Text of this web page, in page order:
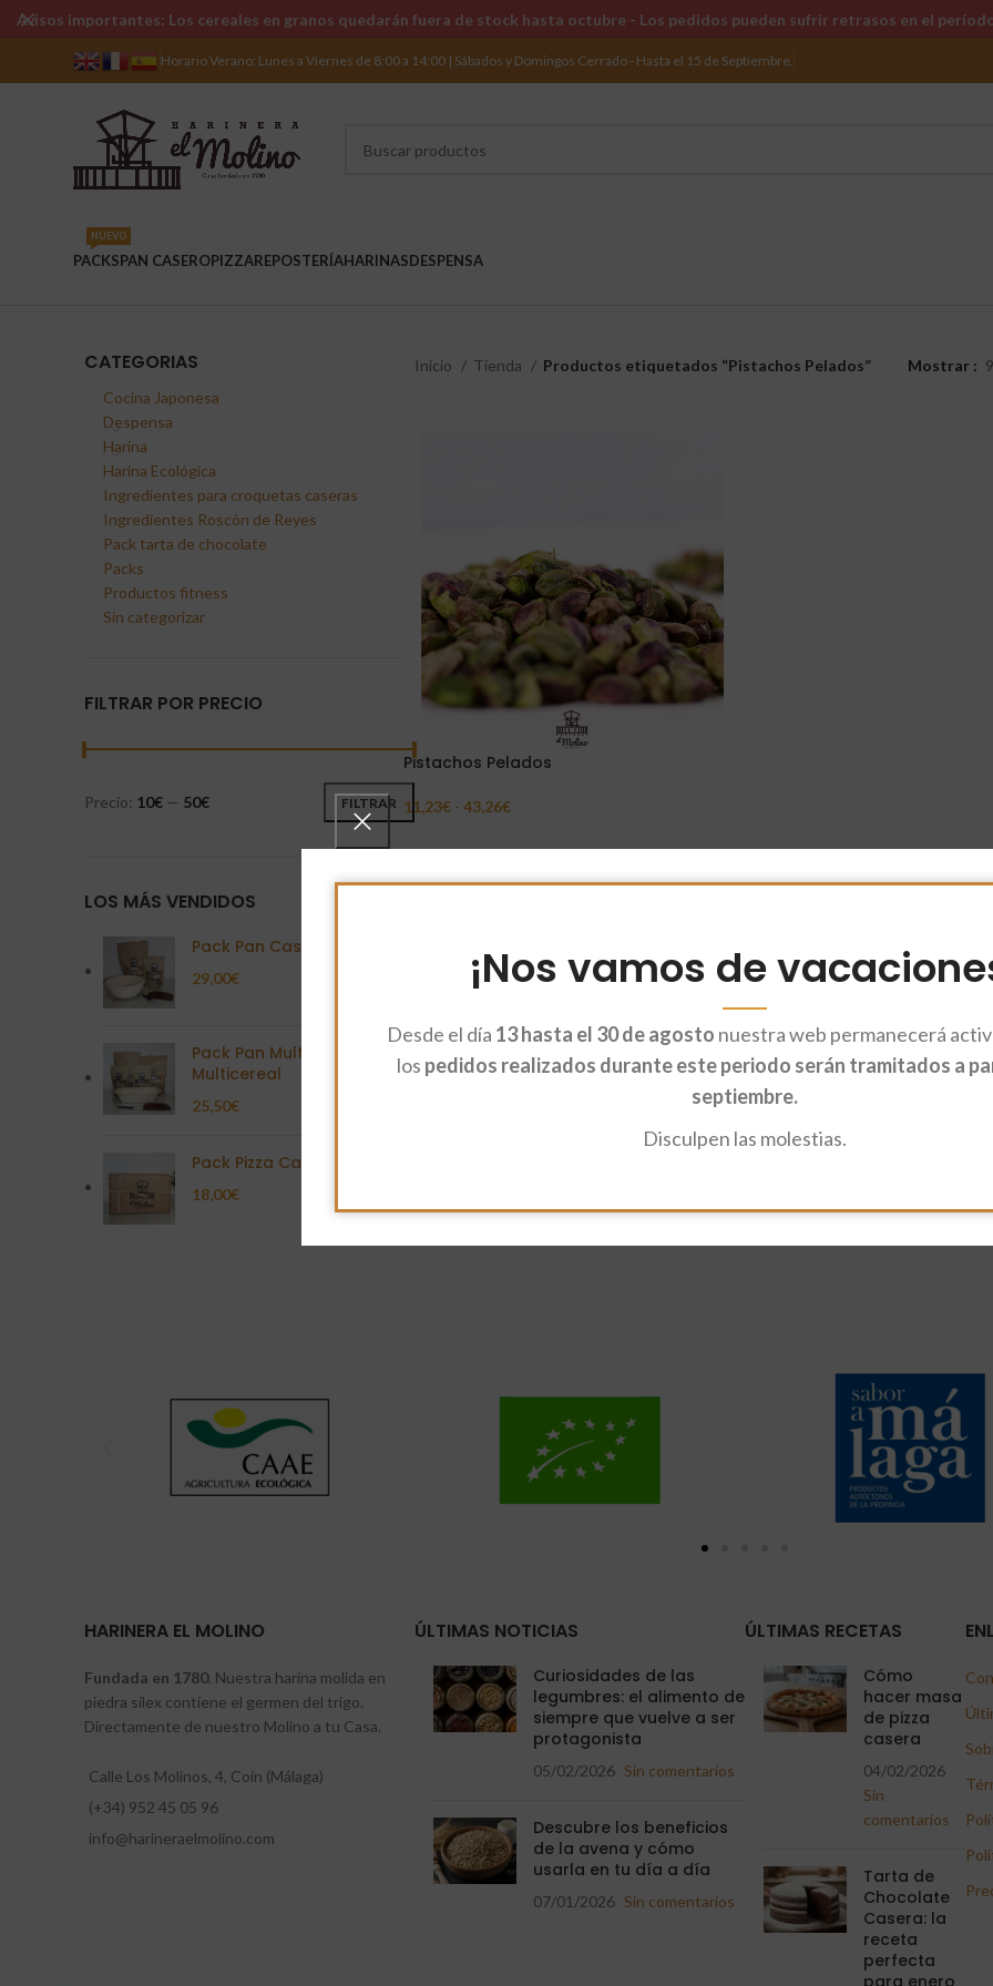
¡Nos vamos de
Desde el día 13 hasta el 30 de agosto nuestra web permanecerá
los pedidos realizados durante este periodo serán tramitados a
septiembre.
Disculpen las molestias.
Horario Verano: Lunes a Viernes de 8:00 a 14:00 | Sábados y Domingos Cerrado - Hasta el 15 de Septiembre.
PACKS
NUEVO
PAN CASEROPIZZAREPOSTERÍAHARINASDESPENSA
CATEGORIAS
Cocina Japonesa
Despensa
Harina
Harina Ecológica
Ingredientes para croquetas caseras
Ingredientes Roscón de Reyes
Pack tarta de chocolate
Packs
Productos fitness
Sin categorizar
FILTRAR POR PRECIO
FILTRAR
Precio: 10€ — 50€
LOS MÁS VENDIDOS
Pack Pan Casero
29,00€
Pack Pan Multisemilla
Multicereal
25,50€
Pack Pizza Casera
18,00€
Inicio Tienda Productos etiquetados “Pistachos Pelados” Mostrar 9
Pistachos Pelados
11,23€ - 43,26€
Seleccionar Opciones
HARINERA EL MOLINO
Fundada en 1780. Nuestra harina molida en
piedra sílex contiene el germen del trigo.
Directamente de nuestro Molino a tu Casa.
Calle Los Molinos, 4, Coín (Málaga)
(+34) 952 45 05 96
info@harineraelmolino.com
ÚLTIMAS NOTICIAS
Curiosidades de las
legumbres: el alimento de
siempre que vuelve a ser
protagonista
05/02/2026 Sin comentarios
Descubre los beneficios
de la avena y cómo
usarla en tu día a día
07/01/2026 Sin comentarios
ÚLTIMAS RECETAS
Cómo
hacer masa
de pizza
casera
04/02/2026
Sin
comentarios
Tarta de
Chocolate
Casera: la
receta
perfecta
para enero
Avisos importantes: Los cereales en granos quedarán fuera de stock hasta octubre - Los pedidos pueden sufrir retrasos en el